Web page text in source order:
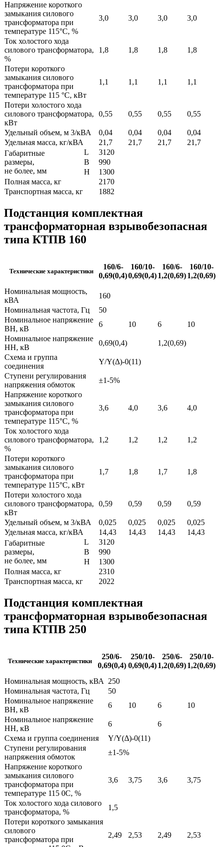
Напряжение короткого
замыкания силового
трансформатора при
температуре 115°С, %
3,0 3,0 3,0 3,0
Ток холостого хода
силового трансформатора,
%
1,8 1,8 1,8 1,8
Потери короткого
замыкания силового
трансформатора при
температуре 115 °С, кВт
1,1 1,1 1,1 1,1
Потери холостого хода
силового трансформатора,
кВт
0,55 0,55 0,55 0,55
Удельный объем, м 3/кВА 0,04 0,04 0,04
0,04
Удельная масса, кг/кВА
21,7 21,7 21,7
21,7
Габаритные
размеры,
не более, мм
L
3120
B
990
H
1300
Полная масса, кг
2170
Транспортная масса, кг
1882
Подстанция комплектная
трансформаторная взрывобезопасная
типа КТПВ 160
Технические характеристики
160/6-
0,69(0,4)
160/10-
0,69(0,4)
160/6-
1,2(0,69)
160/10-
1,2(0,69)
Номинальная мощность,
кВА
160
Номинальная частота, Гц
50
Номинальное напряжение
ВН, кВ
6 10 6
10
Номинальное напряжение
НН, кВ
0,69(0,4)
1,2(0,69)
Схема и группа
соединения
Y/Y(Δ)-0(11)
Ступени регулирования
напряжения обмоток
±1-5%
Напряжение короткого
замыкания силового
трансформатора при
температуре 115°С, %
3,6 4,0 3,6 4,0
Ток холостого хода
силового трансформатора,
%
1,2 1,2 1,2 1,2
Потери короткого
замыкания силового
трансформатора при
температуре 115°С, кВт
1,7 1,8 1,7 1,8
Потери холостого хода
силового трансформатора,
кВт
0,59 0,59 0,59 0,59
Удельный объем, м 3/кВА 0,025 0,025 0,025
0,025
Удельная масса, кг/кВА
14,43 14,43 14,43
14,43
Габаритные
размеры,
не более, мм
L
3120
B
990
H
1300
Полная масса, кг
2310
Транспортная масса, кг
2022
Подстанция комплектная
трансформаторная взрывобезопасная
типа КТПВ 250
Технические характеристики
250/6-
0,69(0,4)
250/10-
0,69(0,4)
250/6-
1,2(0,69)
250/10-
1,2(0,69)
Номинальная мощность, кВА
250
Номинальная частота, Гц
50
Номинальное напряжение
ВН, кВ
6 10 6
10
Номинальное напряжение
НН, кВ
6
6
Схема и группа соединения
Y/Y(Δ)-0(11)
Ступени регулирования
напряжения обмоток
±1-5%
Напряжение короткого
замыкания силового
трансформатора при
температуре 115 0С, %
3,6 3,75 3,6 3,75
Ток холостого хода силового
трансформатора, %
1,5
Потери короткого замыкания
силового
трансформатора при
2,49 2,53 2,49 2,53